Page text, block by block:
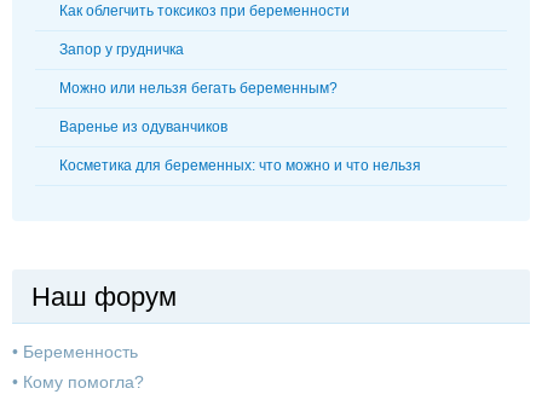
Как облегчить токсикоз при беременности
Запор у грудничка
Можно или нельзя бегать беременным?
Варенье из одуванчиков
Косметика для беременных: что можно и что нельзя
Наш форум
• Беременность
• Кому помогла?